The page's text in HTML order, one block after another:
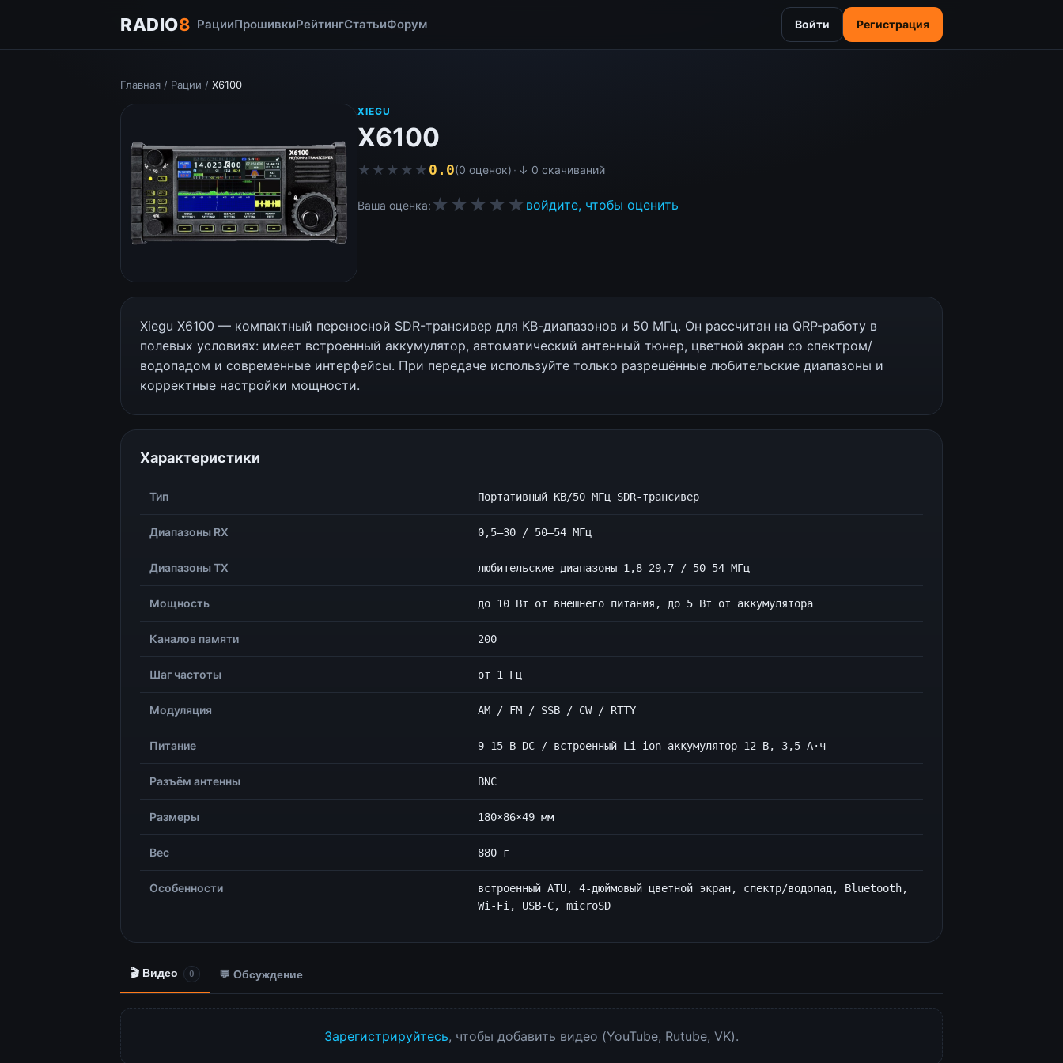
RADIO8 РацииПрошивкиРейтингСтатьиФорум Войти Регистрация
Главная / Рации / X6100
XIEGU
X6100
★★★★★
★★★★★ 0.0(0 оценок) · ↓ 0 скачиваний
Ваша оценка: ★★★★★ войдите, чтобы оценить
Xiegu X6100 — компактный переносной SDR-трансивер для КВ-диапазонов и 50 МГц. Он рассчитан на QRP-работу в
полевых условиях: имеет встроенный аккумулятор, автоматический антенный тюнер, цветной экран со спектром/
водопадом и современные интерфейсы. При передаче используйте только разрешённые любительские диапазоны и
корректные настройки мощности.
Характеристики
Тип Портативный КВ/50 МГц SDR-трансивер
Диапазоны RX 0,5–30 / 50–54 МГц
Диапазоны TX любительские диапазоны 1,8–29,7 / 50–54 МГц
Мощность до 10 Вт от внешнего питания, до 5 Вт от аккумулятора
Каналов памяти 200
Шаг частоты от 1 Гц
Модуляция AM / FM / SSB / CW / RTTY
Питание 9–15 В DC / встроенный Li-ion аккумулятор 12 В, 3,5 А·ч
Разъём антенны BNC
Размеры 180×86×49 мм
Вес 880 г
Особенности
встроенный ATU, 4-дюймовый цветной экран, спектр/водопад, Bluetooth,
Wi‑Fi, USB-C, microSD
🎬 Видео 0 💬 Обсуждение
Зарегистрируйтесь, чтобы добавить видео (YouTube, Rutube, VK).